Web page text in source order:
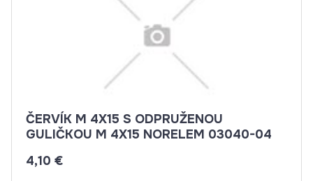
ČERVÍK M 4X15 S ODPRUŽENOU
GULIČKOU M 4X15 NORELEM 03040-04
4,10 €